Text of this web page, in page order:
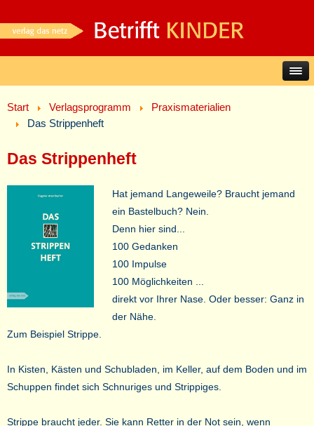
Start Verlagsprogramm
Praxismaterialien
Das Strippenheft
Das Strippenheft
Hat jemand Langeweile? Braucht jemand
ein Bastelbuch? Nein.
Denn hier sind...
100 Gedanken
100 Impulse
100 Möglichkeiten ...
direkt vor Ihrer Nase. Oder besser: Ganz in
der Nähe.
Zum Beispiel Strippe.
In Kisten, Kästen und Schubladen, im Keller, auf dem Boden und im
Schuppen findet sich Schnuriges und Strippiges.
Strippe braucht jeder. Sie kann Retter in der Not sein, wenn